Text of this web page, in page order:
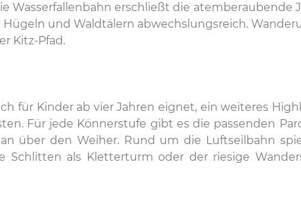
Wasserfallenbahn erschließt die atemberaubende
und Waldtälern abwechslungsreich.
Kitz-Pfad.
für Kinder ab vier Jahren eignet, ein weiteres
Für jede Könnerstufe gibt es die passenden
über den Weiher. Rund um die Luftseilbahn
Schlitten als Kletterturm oder der riesige